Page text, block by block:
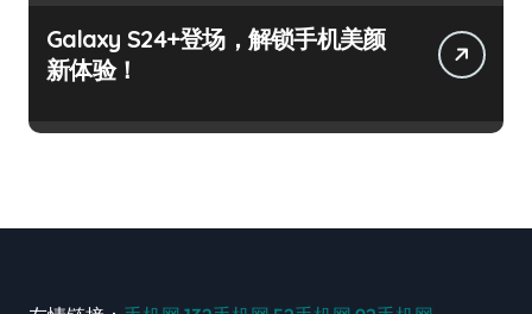
Galaxy S24+登场，解锁手机美颜
新体验！